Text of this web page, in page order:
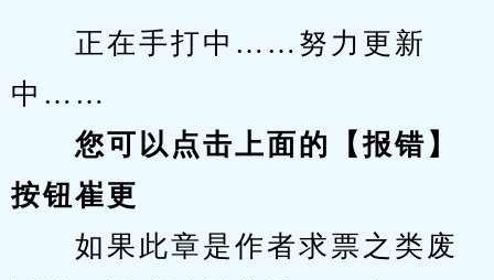
正在手打中……努力更新
中……
您可以点击上面的【报错】
按钮崔更
如果此章是作者求票之类废